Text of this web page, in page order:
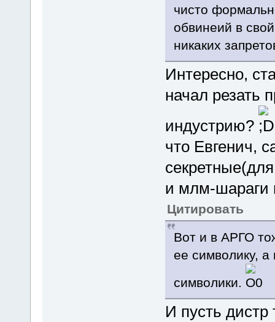
чисто
обвинеий в
никаких
Интересно,
начал резать
индустрию?
что Евгенич,
и млм-шараги
Цитировать
Вот и в АРГО
ее символику, а
символики.
И пусть дистр